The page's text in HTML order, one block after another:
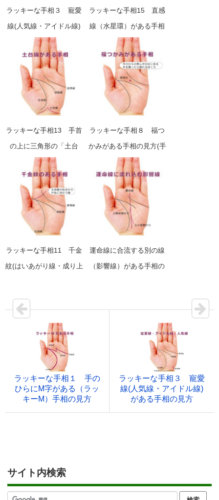
ラッキーな手相３ 寵愛
線(人気線・アイドル線)
がある手相の見方
ラッキーな手相15 直感
線（水星環）がある手相
の見方
ラッキーな手相13 手首
の上に三角形の「土台
線」がある手相の見方
ラッキーな手相８ 福つ
かみがある手相の見方(手
のひらの中央付近に自然
に手を握って隠れるホク
ロがある)
ラッキーな手相11 千金
紋(はいあがり線・成り上
運命線に合流する別の線
（影響線）がある手相の
ラッキーな手相１ 手の
ひらにM字がある（ラッ
キーM）手相の見方
ラッキーな手相３ 寵愛
線(人気線・アイドル線)
がある手相の見方
サイト内検索